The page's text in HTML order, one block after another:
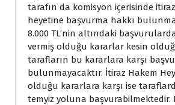
tarafın da komisyon içerisinde
heyetine başvurma hakkı
8.000 TL’nin altındaki
vermiş olduğu kararlar kesin
tarafların bu kararlara karşı
bulunmayacaktır. İtiraz Hakem
olduğu kararlara karşı ise
temyiz yoluna başvurabilmektedir.